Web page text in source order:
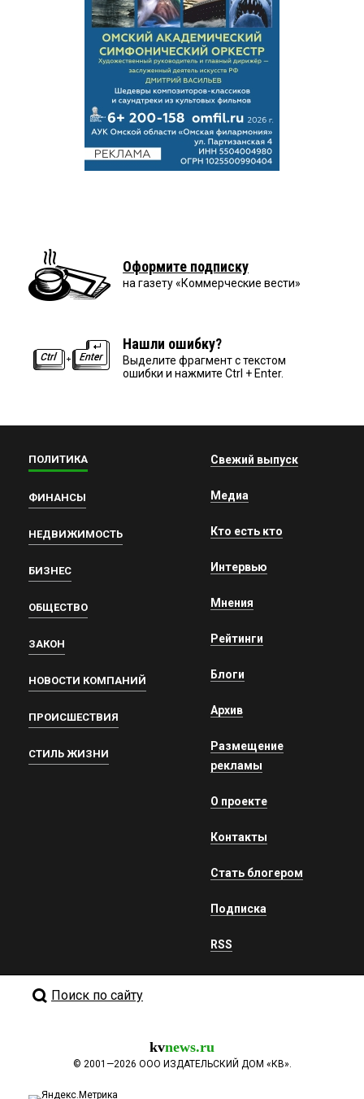
Оформите подписку
на газету «Коммерческие вести»
Нашли ошибку?
Выделите фрагмент с текстом
ошибки и нажмите Ctrl + Enter.
ПОЛИТИКА
ФИНАНСЫ
НЕДВИЖИМОСТЬ
БИЗНЕС
ОБЩЕСТВО
ЗАКОН
НОВОСТИ КОМПАНИЙ
ПРОИСШЕСТВИЯ
СТИЛЬ ЖИЗНИ
Свежий выпуск
Медиа
Кто есть кто
Интервью
Мнения
Рейтинги
Блоги
Архив
Размещение
рекламы
О проекте
Контакты
Стать блогером
Подписка
RSS
Поиск по сайту
kvnews.ru
© 2001—2026 ООО ИЗДАТЕЛЬСКИЙ ДОМ «КВ».